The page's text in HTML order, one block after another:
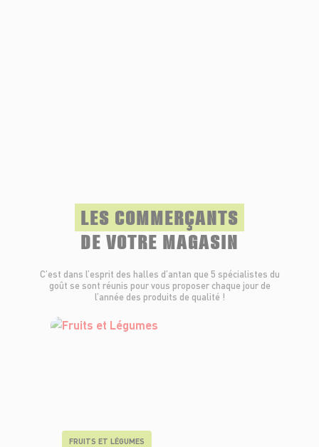
LES COMMERÇANTS
DE VOTRE MAGASIN
C’est dans l’esprit des halles d’antan que 5 spécialistes du
goût se sont réunis pour vous proposer chaque jour de
l’année des produits de qualité !
FRUITS ET LÉGUMES